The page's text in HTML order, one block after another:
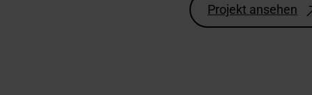
Projekt ansehen